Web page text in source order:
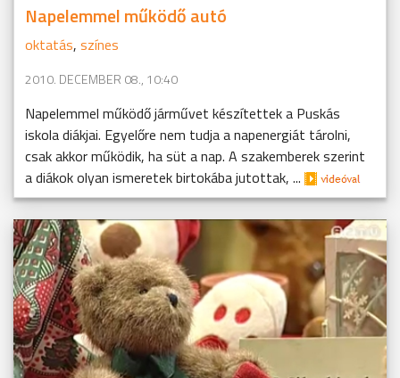
Napelemmel működő autó
oktatás, színes
2010. DECEMBER 08., 10:40
Napelemmel működő járművet készítettek a Puskás
iskola diákjai. Egyelőre nem tudja a napenergiát tárolni,
csak akkor működik, ha süt a nap. A szakemberek szerint
a diákok olyan ismeretek birtokába jutottak, ...